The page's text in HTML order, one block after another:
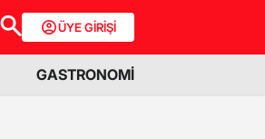
ÜYE GİRİŞİ
GASTRONOMİ